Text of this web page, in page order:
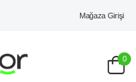
Mağaza Girişi
0